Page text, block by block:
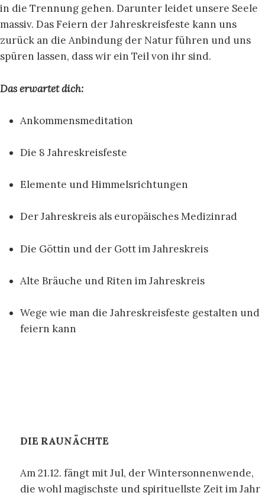
in die Trennung gehen. Darunter leidet unsere Seele
massiv. Das Feiern der Jahreskreisfeste kann uns
zurück an die Anbindung der Natur führen und uns
spüren lassen, dass wir ein Teil von ihr sind.
Das erwartet dich:
Ankommensmeditation
Die 8 Jahreskreisfeste
Elemente und Himmelsrichtungen
Der Jahreskreis als europäisches Medizinrad
Die Göttin und der Gott im Jahreskreis
Alte Bräuche und Riten im Jahreskreis
Wege wie man die Jahreskreisfeste gestalten und
feiern kann
DIE RAUNÄCHTE
Am 21.12. fängt mit Jul, der Wintersonnenwende,
die wohl magischste und spirituellste Zeit im Jahr